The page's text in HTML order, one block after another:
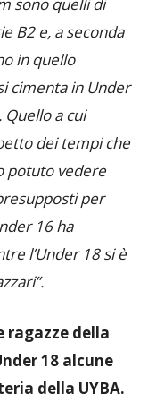
sono quelli di
in quello
cimenta in Under
dei tempi che
potuto vedere
per
l’Under 18 si è
ragazze della
18 alcune